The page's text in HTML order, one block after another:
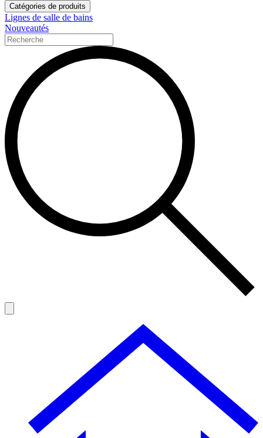
Catégories de produits
Lignes de salle de bains
Nouveautés